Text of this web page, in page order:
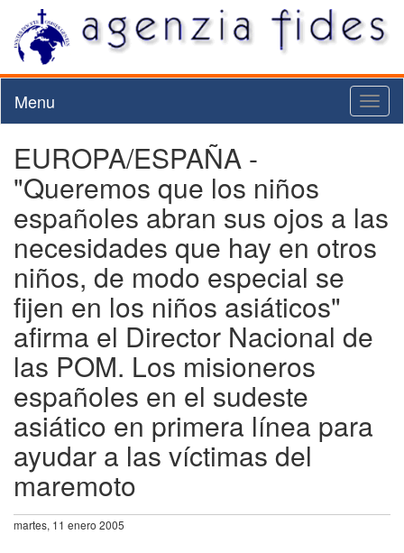
Menu
EUROPA/ESPAÑA -
"Queremos que los niños
españoles abran sus ojos a las
necesidades que hay en otros
niños, de modo especial se
fijen en los niños asiáticos"
afirma el Director Nacional de
las POM. Los misioneros
españoles en el sudeste
asiático en primera línea para
ayudar a las víctimas del
maremoto
martes, 11 enero 2005